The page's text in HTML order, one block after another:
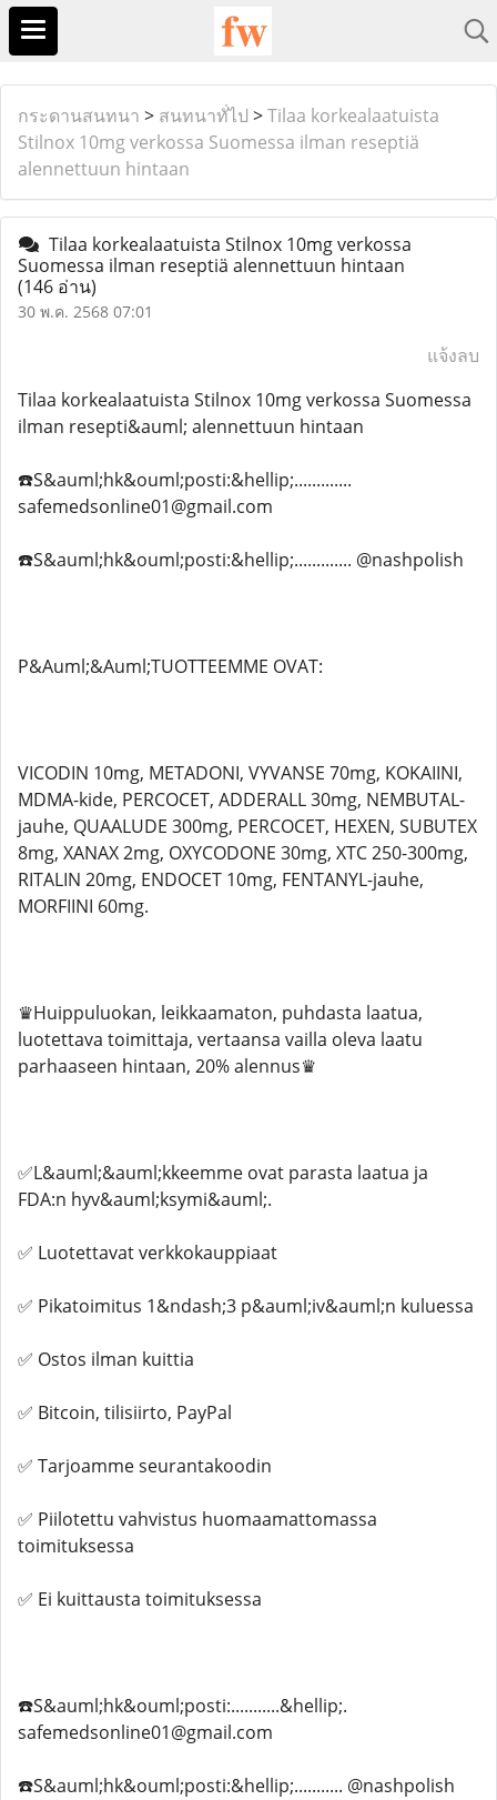
กระดานสนทนา > สนทนาทั่ไป >Tilaa korkealaatuista
Stilnox 10mg verkossa Suomessa ilman reseptiä
alennettuun hintaan
Tilaa korkealaatuista Stilnox 10mg verkossa
Suomessa ilman reseptiä alennettuun hintaan
(146 อ่าน)
30 พ.ค. 2568 07:01
แจ้งลบ
Tilaa korkealaatuista Stilnox 10mg verkossa Suomessa
ilman resepti&auml; alennettuun hintaan
☎️S&auml;hk&ouml;posti:&hellip;.............
safemedsonline01@gmail.com
☎️S&auml;hk&ouml;posti:&hellip;............. @nashpolish
P&Auml;&Auml;TUOTTEEMME OVAT:
VICODIN 10mg, METADONI, VYVANSE 70mg, KOKAIINI,
MDMA-kide, PERCOCET, ADDERALL 30mg, NEMBUTAL-
jauhe, QUAALUDE 300mg, PERCOCET, HEXEN, SUBUTEX
8mg, XANAX 2mg, OXYCODONE 30mg, XTC 250-300mg,
RITALIN 20mg, ENDOCET 10mg, FENTANYL-jauhe,
MORFIINI 60mg.
♛Huippuluokan, leikkaamaton, puhdasta laatua,
luotettava toimittaja, vertaansa vailla oleva laatu
parhaaseen hintaan, 20% alennus♛
✅L&auml;&auml;kkeemme ovat parasta laatua ja
FDA:n hyv&auml;ksymi&auml;.
✅ Luotettavat verkkokauppiaat
✅ Pikatoimitus 1&ndash;3 p&auml;iv&auml;n kuluessa
✅ Ostos ilman kuittia
✅ Bitcoin, tilisiirto, PayPal
✅ Tarjoamme seurantakoodin
✅ Piilotettu vahvistus huomaamattomassa
toimituksessa
✅ Ei kuittausta toimituksessa
☎️S&auml;hk&ouml;posti:...........&hellip;.
safemedsonline01@gmail.com
☎️S&auml;hk&ouml;posti:&hellip;........... @nashpolish